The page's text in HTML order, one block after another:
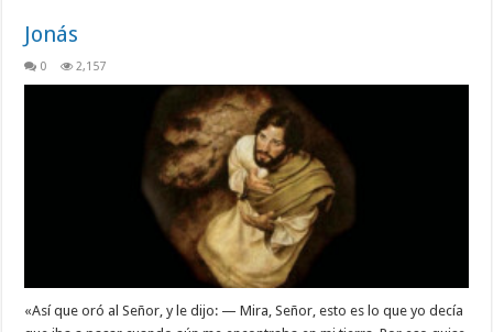
Jonás
0 2,157
«Así que oró al Señor, y le dijo: — Mira, Señor, esto es lo que yo decía